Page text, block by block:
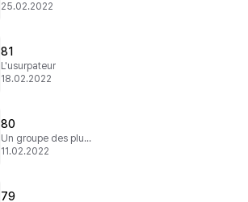
25.02.2022
81
L'usurpateur
18.02.2022
80
Un groupe des plus ordinaires
11.02.2022
79